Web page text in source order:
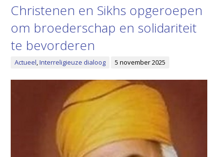
Christenen en Sikhs opgeroepen
om broederschap en solidariteit
te bevorderen
Actueel ,Interreligieuze dialoog 5 november 2025